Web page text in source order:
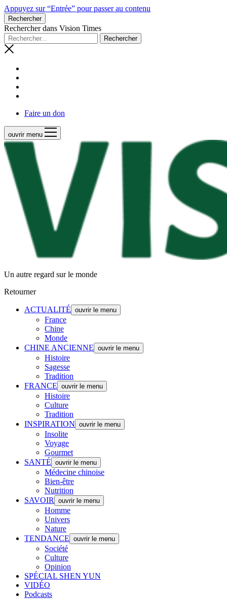
Appuyez sur “Entrée” pour passer au contenu
Rechercher
Rechercher dans Vision Times
Faire un don
ouvrir menu
Un autre regard sur le monde
Retourner
ACTUALITÉ ouvrir le menu
France
Chine
Monde
CHINE ANCIENNE ouvrir le menu
Histoire
Sagesse
Tradition
FRANCE ouvrir le menu
Histoire
Culture
Tradition
INSPIRATION ouvrir le menu
Insolite
Voyage
Gourmet
SANTÉ ouvrir le menu
Médecine chinoise
Bien-être
Nutrition
SAVOIR
ouvrir le menu
Homme
Univers
Nature
TENDANCE ouvrir le menu
Société
Culture
Opinion
SPÉCIAL SHEN YUN
VIDÉO
Podcasts